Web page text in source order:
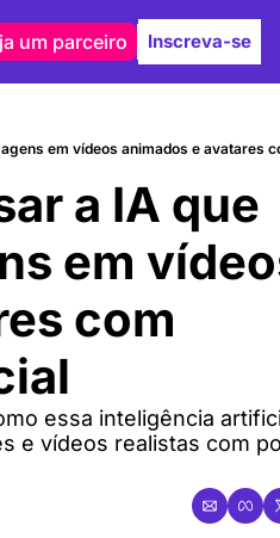
Autores
um parceiro Inscreva-se
em vídeos animados e avatares
a IA que
em
com
essa inteligência
e vídeos realistas com